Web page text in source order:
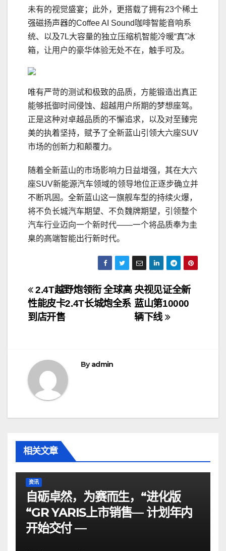
未有的视觉盛宴；此外，更搭载了拥有23个稀土
强磁扬声器的Coffee AI Sound咖啡智能音响系
统、以及7L大容量的独立压缩机智能冷暖“真”冰
箱，让用户的豪华体验无处不在，触手可及。
唯有严苛的测试和极致的品质，方能锻造出真正
能够抵御时间侵蚀、超越用户所期的梦想座驾。
正是这种对卓越品质的不懈追求，以及对至臻完
美的执着坚持，赋予了全新蓝山引领大六座SUV
市场的创新力和颠覆力。
随着全新蓝山的市场影响力日益增强，其在大六
座SUV新能源汽车领域的领导地位正逐步确立并
不断巩固。全新蓝山这一旗舰车型的持续火爆，
将不负长城汽车期望、不负魏牌期望，引领整个
汽车行业迈向一个新时代——一个将品质奉为圭
臬的高端智能出行新时代。
文
章
航
央视见证全新
蓝山第10000
辆下线
2.4T越野炮领衔 全球高
性能皮卡2.4T长城炮全系
到店开售
Byadmin
相关文章
资讯
自砺卓然，为赛而生，“进化版
“GR YARIS上市销售— 计划年内
开始交付 —